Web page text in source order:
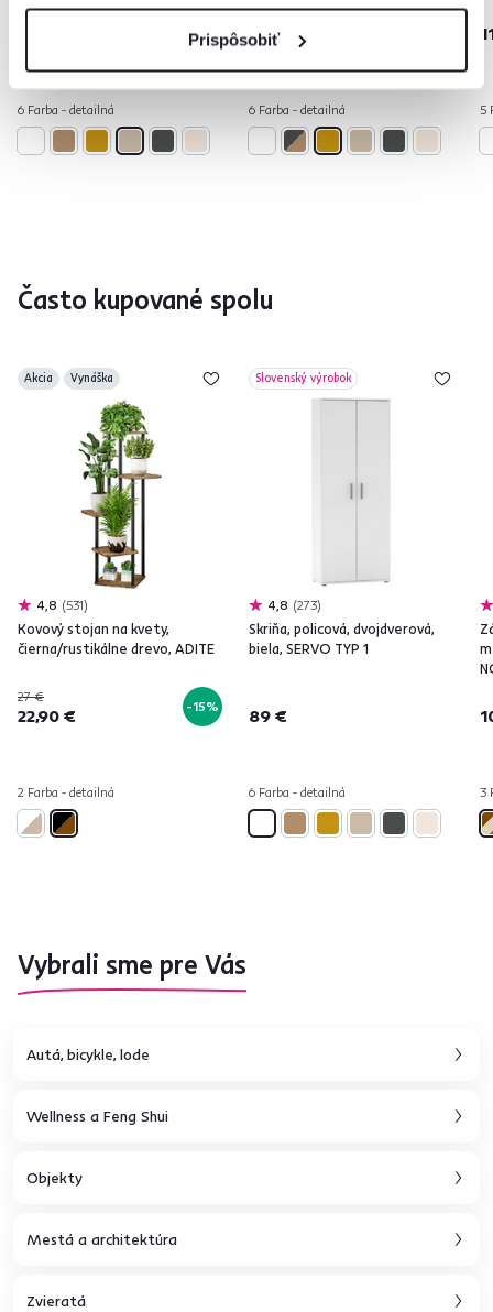
Prispôsobiť
99 €
6 Farba - detailná
149 €
6 Farba - detailná 5
Často kupované spolu
Akcia Vynáška
4,8 531
Kovový stojan na kvety,
čierna/rustikálne drevo, ADITE
27 €
22,90 € -15%
2 Farba - detailná
Slovenský výrobok
4,8 273
Skriňa, policová, dvojdverová,
biela, SERVO TYP 1
89 €
6 Farba - detailná 3
Vybrali sme pre Vás
Autá, bicykle, lode
Wellness a Feng Shui
Objekty
Mestá a architektúra
Zvieratá